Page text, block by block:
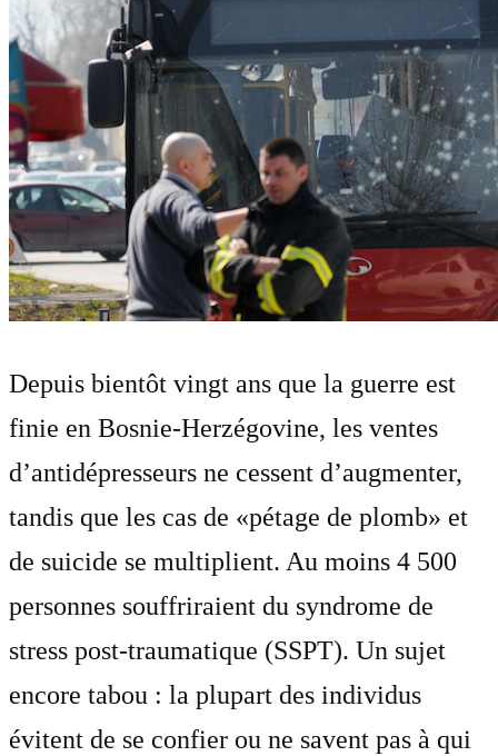
Depuis bientôt vingt ans que la guerre est
finie en Bosnie-Herzégovine, les ventes
d’antidépresseurs ne cessent d’augmenter,
tandis que les cas de «pétage de plomb» et
de suicide se multiplient. Au moins 4 500
personnes souffriraient du syndrome de
stress post-traumatique (SSPT). Un sujet
encore tabou : la plupart des individus
évitent de se confier ou ne savent pas à qui